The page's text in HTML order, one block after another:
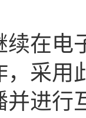
在电
，采用
进行